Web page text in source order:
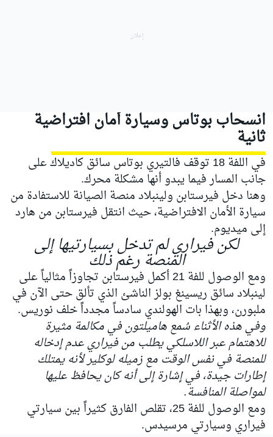
انسحاب بوتاس وسيارة أمان افتراضية
ثانية
في اللفة 18 توقف فالتيري بوتاس سائق كاديلاك على
جانب المسار فيما يبدو أنها مشكلة محرك.
وهنا دخل فيرستابن ولينبلاد منصة الصيانة للاستفادة من
سيارة الأمان الافتراضية، حيث انتقل فيرستابن من هارد
إلى ميديوم.
لكن فيراري لم تدخل بسيارتيها إلى
المنصة رغم ذلك
ومع الوصول للفة 21 أكمل فيرستابن تجاوزاً مثالياً على
لينبلاد سائق ريسينغ بولز الناشئ الذي تألق حتى الآن في
ملبورن، وبهذا بات الهولندي سادساً مجدداً خلف نوريس.
وفي هذه الأثناء سُمع هاميلتون في مكالمة مثيرة
للاهتمام عبر اللاسلكي يطلب من فيراري عدم إدخاله
للمنصة في نفس الوقت مع زميله لوكلير لأنه يمتلك
إطارات جيدة، في إشارة إلى أنه كان يحافظ عليها
لمواصلة المنافسة.
ومع الوصول للفة 25، تقلص الفارق كثيراً بين سيارتي
فيراري وسيارتي مرسيدس.